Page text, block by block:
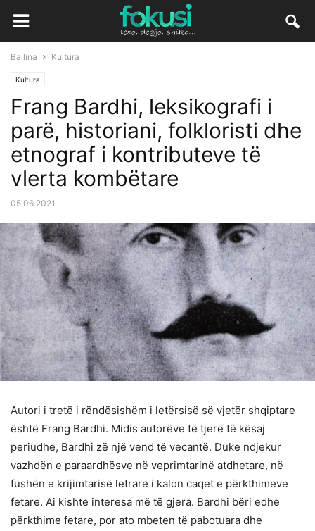
Ballina Kultura
Kultura
Frang Bardhi, leksikografi i
parë, historiani, folkloristi dhe
etnograf i kontributeve të
vlerta kombëtare
05.06.2021
Autori i tretë i rëndësishëm i letërsisë së vjetër shqiptare
është Frang Bardhi. Midis autorëve të tjerë të kësaj
periudhe, Bardhi zë një vend të vecantë. Duke ndjekur
vazhdën e paraardhësve në veprimtarinë atdhetare, në
fushën e krijimtarisë letrare i kalon caqet e përkthimeve
fetare. Ai kishte interesa më të gjera. Bardhi bëri edhe
përkthime fetare, por ato mbeten të pabotuara dhe